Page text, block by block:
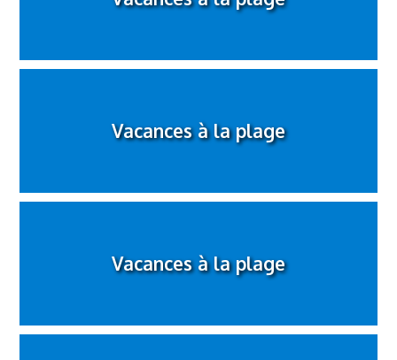
Vacances à la plage
Vacances à la plage